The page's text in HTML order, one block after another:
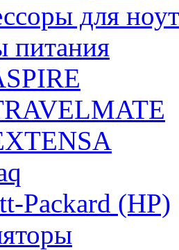
для
питания
Packard (HP)